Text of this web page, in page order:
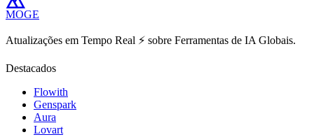
MOGE
Atualizações em Tempo Real ⚡️ sobre Ferramentas de IA Globais.
Destacados
Flowith
Genspark
Aura
Lovart